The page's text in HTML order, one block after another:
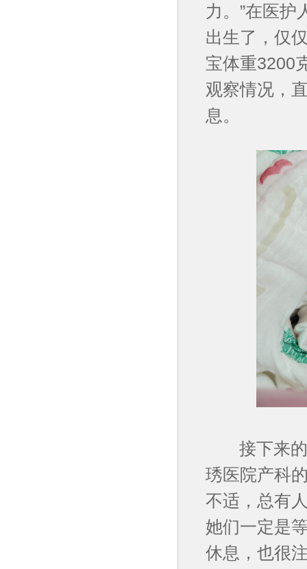
力。”在医护
出生了，仅
宝体重3200
观察情况，
息。
接下来的
琇医院产科
不适，总有
她们一定是
休息，也很